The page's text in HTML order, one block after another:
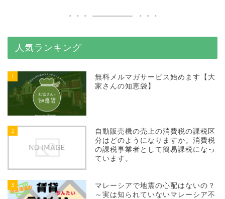
人気ランキング
1
無料メルマガサービス始めます【大
家さんの知恵袋】
2
自動販売機の売上の消費税の課税区
分はどのようになりますか。消費税
の課税事業者として簡易課税になっ
ています。
3
マレーシアで地震の心配はないの？
～実は知られていないマレーシア不